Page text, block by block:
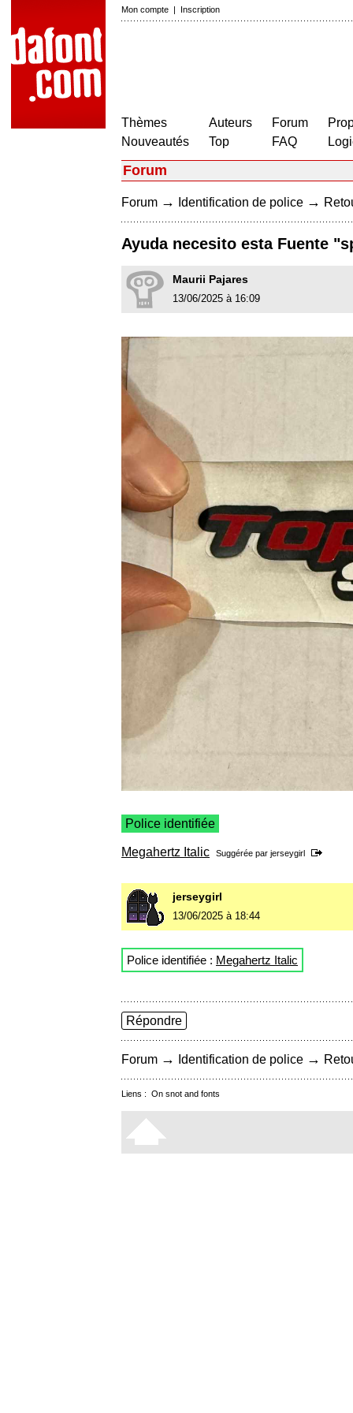
Mon compte | Inscription
Thèmes
Nouveautés
Auteurs
Top
Forum
FAQ
Forum
Forum → Identification de police →
Ayuda necesito esta Fuente
Maurii Pajares
13/06/2025 à 16:09
Police identifiée
Megahertz Italic Suggérée par jerseygirl
jerseygirl
13/06/2025 à 18:44
Police identifiée : Megahertz Italic
Répondre
Forum → Identification de police →
Liens : On snot and fonts